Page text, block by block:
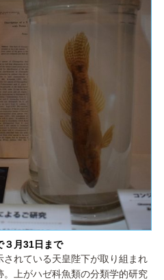
月31日まで
れている天皇陛下が取り組まれ
上がハゼ科魚類の分類学的研究